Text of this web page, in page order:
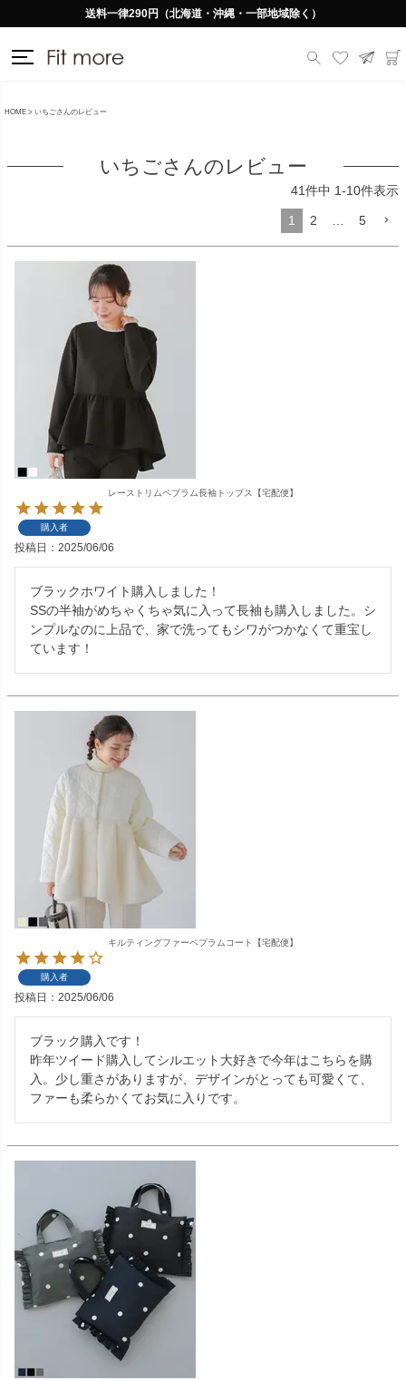
送料一律290円（北海道・沖縄・一部地域除く）
HOME いちごさんのレビュー
いちごさんのレビュー
41件中 1-10件表示
1 2 5
レーストリムペプラム長袖トップス【宅配便】
購入者
投稿日 2025/06/06
ブラックホワイト購入しました！
SSの半袖がめちゃくちゃ気に入って長袖も購入しました。シ
ンプルなのに上品で、家で洗ってもシワがつかなくて重宝し
ています！
キルティングファーペプラムコート【宅配便】
購入者
投稿日 2025/06/06
ブラック購入です！
昨年ツイード購入してシルエット大好きで今年はこちらを購
入。少し重さがありますが、デザインがとっても可愛くて、
ファーも柔らかくてお気に入りです。